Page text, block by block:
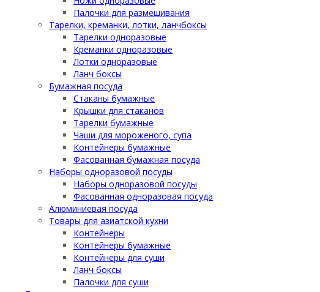
Палочки для размешивания
Тарелки, креманки, лотки, ланчбоксы
Тарелки одноразовые
Креманки одноразовые
Лотки одноразовые
Ланч боксы
Бумажная посуда
Стаканы бумажные
Крышки для стаканов
Тарелки бумажные
Чаши для мороженого, супа
Контейнеры бумажные
Фасованная бумажная посуда
Наборы одноразовой посуды
Наборы одноразовой посуды
Фасованная одноразовая посуда
Алюминиевая посуда
Товары для азиатской кухни
Контейнеры
Контейнеры бумажные
Контейнеры для суши
Ланч боксы
Палочки для суши